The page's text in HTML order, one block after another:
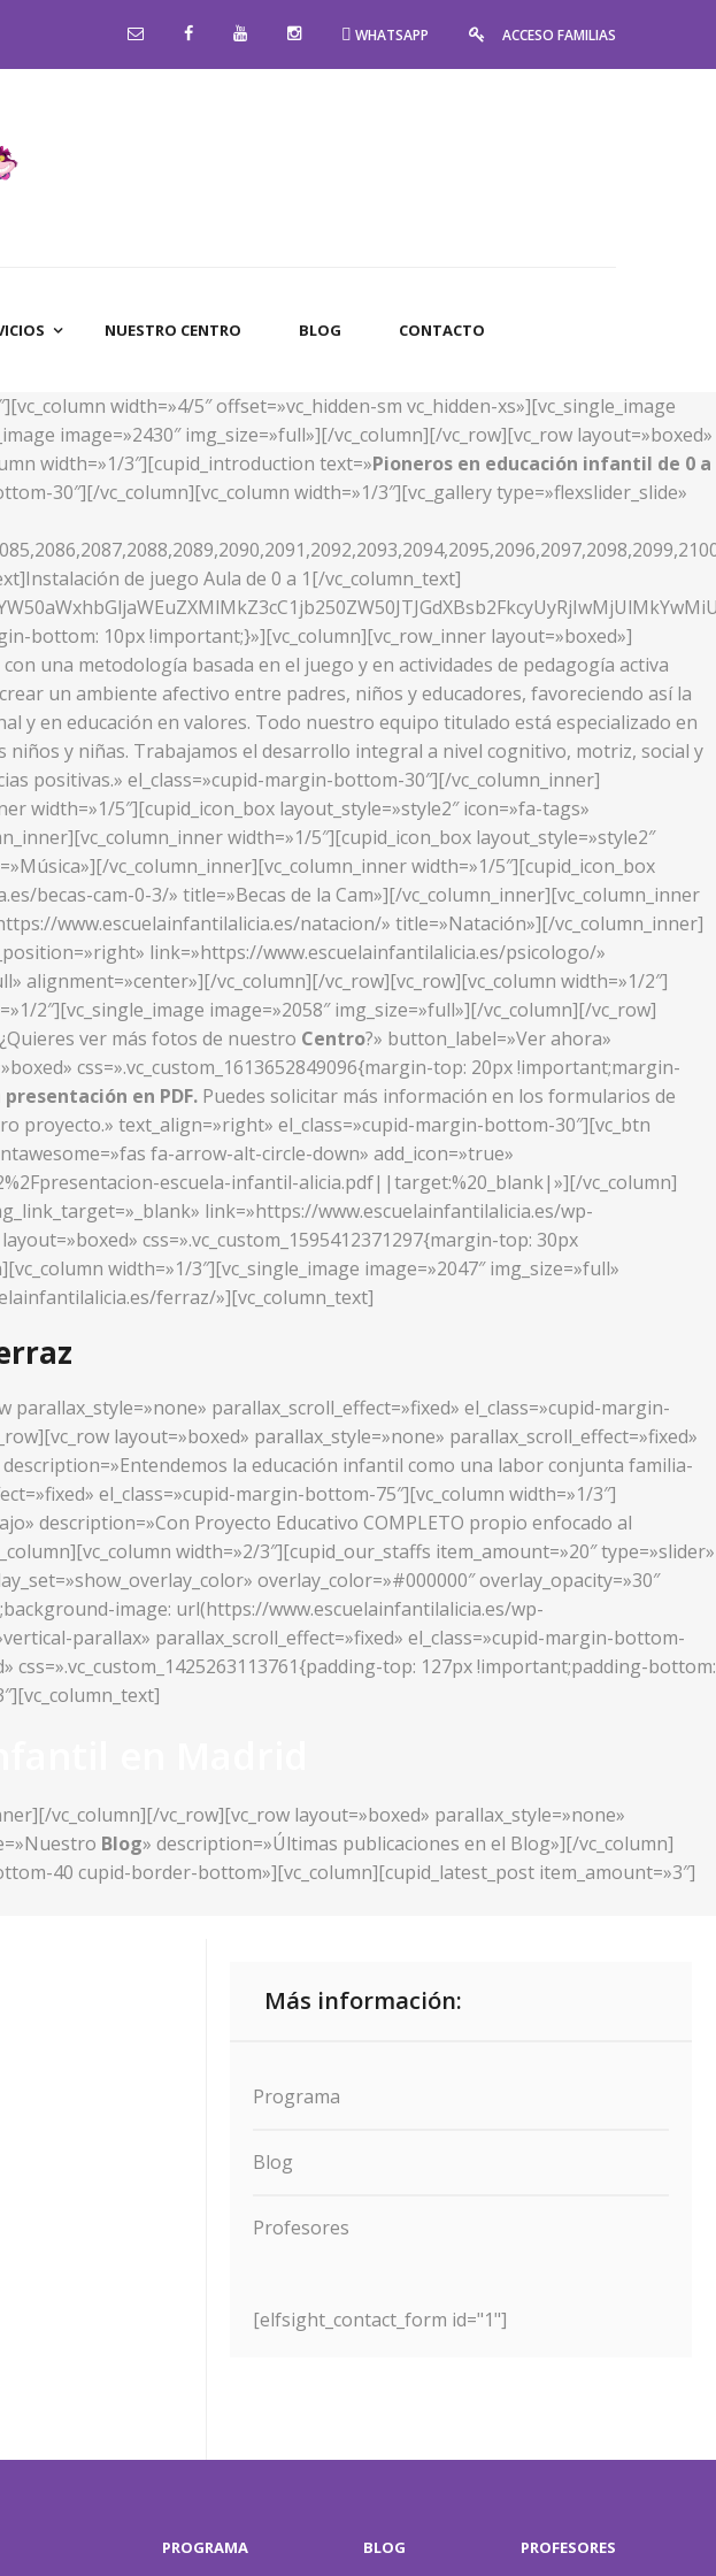
WHATSAPP ACCESO FAMILIAS
NUESTRO CENTRO BLOG CONTACTO
width=»4/5″ offset=»vc_hidden-sm vc_hidden-xs»][vc_single_image
image=»2430″ img_size=»full»][/vc_column][/vc_row][vc_row layout=»boxed»
width=»1/3″][cupid_introduction text=»Pioneros en educación infantil de 0 a
30″][/vc_column][vc_column width=»1/3″][vc_gallery type=»flexslider_slide»
de juego Aula de 0 a 1[/vc_column_text]
bottom: 10px !important;}»][vc_column][vc_row_inner layout=»boxed»]
una metodología basada en el juego y en actividades de pedagogía activa
un ambiente afectivo entre padres, niños y educadores, favoreciendo así la
y en educación en valores. Todo nuestro equipo titulado está especializado en
y niñas. Trabajamos el desarrollo integral a nivel cognitivo, motriz, social y
positivas.» el_class=»cupid-margin-bottom-30″][/vc_column_inner]
width=»1/5″][cupid_icon_box layout_style=»style2″ icon=»fa-tags»
width=»1/5″][cupid_icon_box layout_style=»style2″
vc_column_inner][vc_column_inner width=»1/5″][cupid_icon_box
becas-cam-0-3/» title=»Becas de la Cam»][/vc_column_inner][vc_column_inner
www.escuelainfantilalicia.es/natacion/» title=»Natación»][/vc_column_inner]
link=»https://www.escuelainfantilalicia.es/psicologo/»
alignment=»center»][/vc_column][/vc_row][vc_row][vc_column width=»1/2″]
2″][vc_single_image image=»2058″ img_size=»full»][/vc_column][/vc_row]
ver más fotos de nuestro Centro?» button_label=»Ver ahora»
css=».vc_custom_1613652849096{margin-top: 20px !important;margin-
en PDF. Puedes solicitar más información en los formularios de
proyecto.» text_align=»right» el_class=»cupid-margin-bottom-30″][vc_btn
fa-arrow-alt-circle-down» add_icon=»true»
escuela-infantil-alicia.pdf||target:%20_blank|»][/vc_column]
link=»https://www.escuelainfantilalicia.es/wp-
css=».vc_custom_1595412371297{margin-top: 30px
width=»1/3″][vc_single_image image=»2047″ img_size=»full»
ferraz/»][vc_column_text]
parallax_scroll_effect=»fixed» el_class=»cupid-margin-
layout=»boxed» parallax_style=»none» parallax_scroll_effect=»fixed»
description=»Entendemos la educación infantil como una labor conjunta familia-
el_class=»cupid-margin-bottom-75″][vc_column width=»1/3″]
description=»Con Proyecto Educativo COMPLETO propio enfocado al
width=»2/3″][cupid_our_staffs item_amount=»20″ type=»slider»
overlay_color=»#000000″ overlay_opacity=»30″
image: url(https://www.escuelainfantilalicia.es/wp-
parallax» parallax_scroll_effect=»fixed» el_class=»cupid-margin-bottom-
css=».vc_custom_1425263113761{padding-top: 127px !important;padding-bottom:
vc_column][/vc_row][vc_row layout=»boxed» parallax_style=»none»
Blog» description=»Últimas publicaciones en el Blog»][/vc_column]
40 cupid-border-bottom»][vc_column][cupid_latest_post item_amount=»3″]
Más información:
Programa
Blog
Profesores
[elfsight_contact_form id="1"]
PROGRAMA BLOG PROFESORES